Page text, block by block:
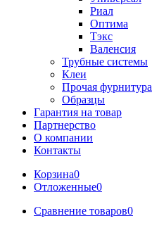
Риал
Оптима
Тэкс
Валенсия
Трубные системы
Клеи
Прочая фурнитура
Образцы
Гарантия на товар
Партнерство
О компании
Контакты
Корзина0
Отложенные0
Сравнение товаров0